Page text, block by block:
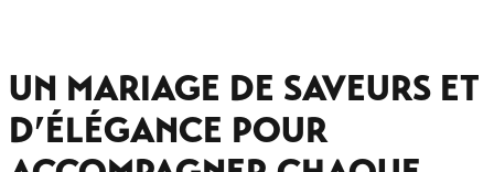
UN MARIAGE DE SAVEURS ET
D’ÉLÉGANCE POUR